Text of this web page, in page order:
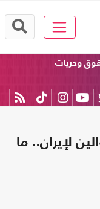
وحريات
لإيران.. ما